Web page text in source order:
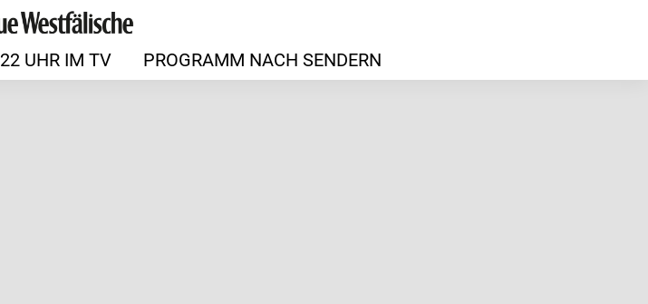
22 UHR IM TV PROGRAMM NACH SENDERN